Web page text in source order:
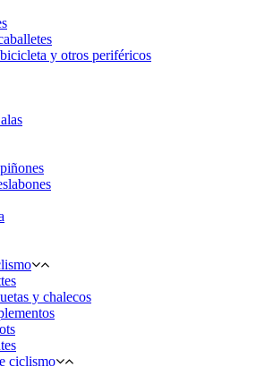
y otros periféricos
y chalecos
ciclismo